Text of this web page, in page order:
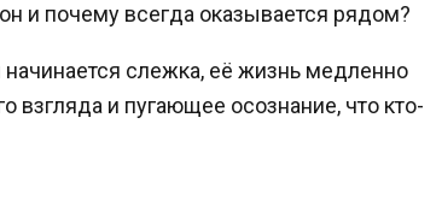
и почему всегда оказывается рядом?
начинается слежка, её жизнь медленно
взгляда и пугающее осознание, что кто-